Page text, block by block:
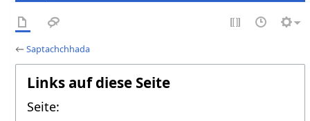
←Saptachchhada
Links auf diese Seite
Seite: